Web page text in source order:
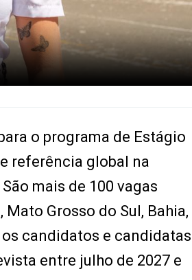
o programa de Estágio
referência global na
mais de 100 vagas
Grosso do Sul, Bahia,
candidatos e candidatas
entre julho de 2027 e